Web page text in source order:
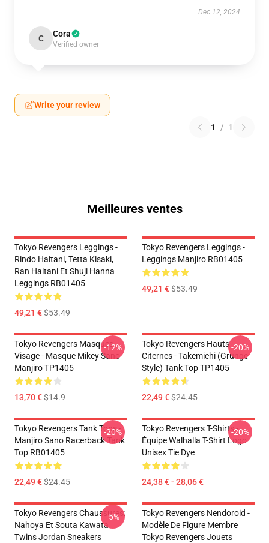
Dec 12, 2024
C Cora
Verified owner
Write your review
1 / 1
Meilleures ventes
Tokyo Revengers Leggings -
Rindo Haitani, Tetta Kisaki,
Ran Haitani Et Shuji Hanna
Leggings RB01405
49,21 €$53.49
Tokyo Revengers Leggings -
Leggings Manjiro RB01405
49,21 €$53.49
Tokyo Revengers Masques
Visage - Masque Mikey Sano
Manjiro TP1405
13,70 €$14.9
-12%
Tokyo Revengers Hauts-
Citernes - Takemichi (Grunge
Style) Tank Top TP1405
22,49 €$24.45
-20%
Tokyo Revengers Tank Tops -
Manjiro Sano Racerback Tank
Top RB01405
22,49 €$24.45
-20%
Tokyo Revengers T-Shirts -
Équipe Walhalla T-Shirt Logo
Unisex Tie Dye
24,38 € - 28,06 €
-20%
Tokyo Revengers Chaussures:
Nahoya Et Souta Kawata
Twins Jordan Sneakers
-5%
Tokyo Revengers Nendoroid -
Modèle De Figure Membre
Tokyo Revengers Jouets